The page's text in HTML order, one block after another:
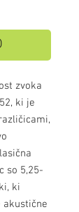
zvoka
ki je
so 5,25-
ki
akustične